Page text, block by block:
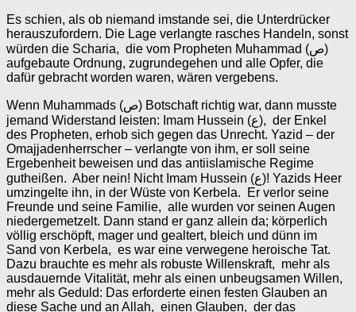
Es schien, als ob niemand imstande sei, die Unterdrücker
herauszufordern. Die Lage verlangte rasches Handeln, sonst
würden die Scharia, die vom Propheten Muhammad (ص)
aufgebaute Ordnung, zugrundegehen und alle Opfer, die
dafür gebracht worden waren, wären vergebens.
Wenn Muhammads (ص) Botschaft richtig war, dann musste
jemand Widerstand leisten: Imam Hussein (ع), der Enkel
des Propheten, erhob sich gegen das Unrecht. Yazid – der
Omajjadenherrscher – verlangte von ihm, er soll seine
Ergebenheit beweisen und das antiislamische Regime
gutheißen. Aber nein! Nicht Imam Hussein (ع)! Yazids Heer
umzingelte ihn, in der Wüste von Kerbela. Er verlor seine
Freunde und seine Familie, alle wurden vor seinen Augen
niedergemetzelt. Dann stand er ganz allein da; körperlich
völlig erschöpft, mager und gealtert, bleich und dünn im
Sand von Kerbela, es war eine verwegene heroische Tat.
Dazu brauchte es mehr als robuste Willenskraft, mehr als
ausdauernde Vitalität, mehr als einen unbeugsamen Willen,
mehr als Geduld: Das erforderte einen festen Glauben an
diese Sache und an Allah, einen Glauben, der das